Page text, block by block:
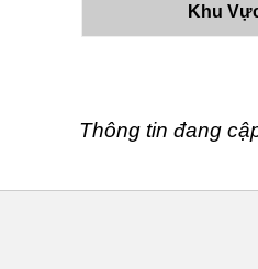
Khu
Thông tin đang